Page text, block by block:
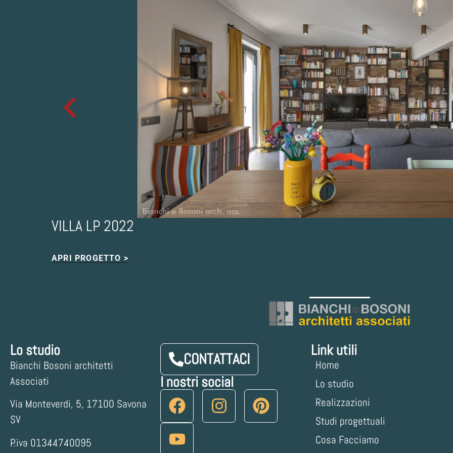
VILLA LP 2022
APRI PROGETTO >
Lo studio
Bianchi Bosoni architetti
Associati
Via Monteverdi, 5, 17100 Savona
SV
P.iva 01344740095
CONTATTACI
I nostri social
Link utili
Home
Lo studio
Realizzazioni
Studi progettuali
Cosa Facciamo